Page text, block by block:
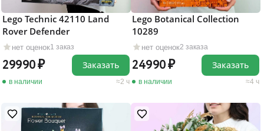
нет оценок1 заказ
Lego Technic 42110 Land
Rover Defender
29990
в наличии 2 ч
Заказать
нет оценок2 заказа
Lego Botanical Collection
10289
24990
в наличии 4 ч
Заказать